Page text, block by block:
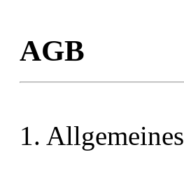
AGB
1. Allgemeines